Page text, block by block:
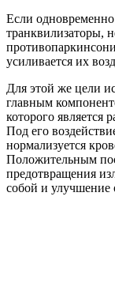
Если
транквилизаторы,
усиливается их
Для этой же цели
главным
которого является
Под его
нормализуется
Положительным
предотвращения
собой и улучшение